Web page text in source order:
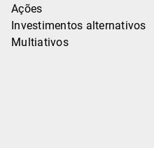
Ações
Investimentos alternativos
Multiativos